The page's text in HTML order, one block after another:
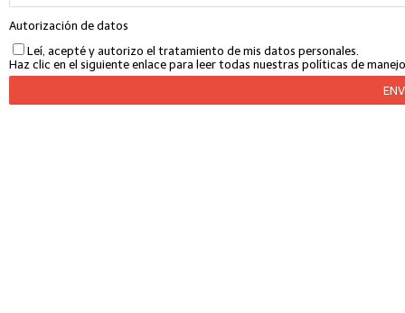
Autorización de datos
Leí, acepté y autorizo el tratamiento de mis datos personales.
Haz clic en el siguiente enlace para leer todas nuestras políticas de